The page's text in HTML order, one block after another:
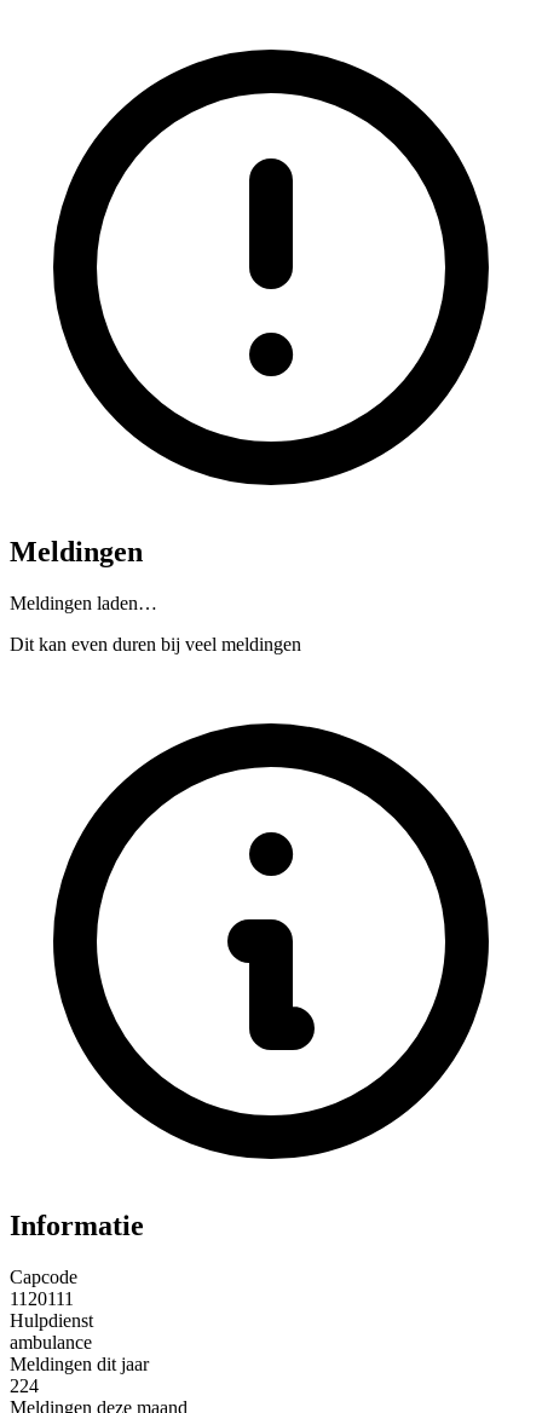
Meldingen
Meldingen laden…
Dit kan even duren bij veel meldingen
Informatie
Capcode
1120111
Hulpdienst
ambulance
Meldingen dit jaar
224
Meldingen deze maand